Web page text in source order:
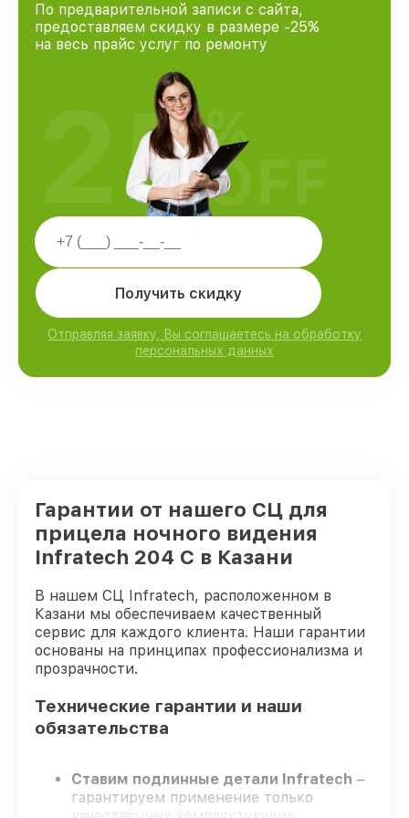
По предварительной записи с сайта,
предоставляем скидку в размере -25%
на весь прайс услуг по ремонту
Получить скидку
Отправляя заявку, Вы соглашаетесь на обработку
персональных данных
25%
OFF
Гарантии от нашего СЦ для
прицела ночного видения
Infratech 204 С в Казани
В нашем СЦ Infratech, расположенном в
Казани мы обеспечиваем качественный
сервис для каждого клиента. Наши гарантии
основаны на принципах профессионализма и
прозрачности.
Технические гарантии и наши
обязательства
Ставим подлинные детали Infratech –
гарантируем применение только